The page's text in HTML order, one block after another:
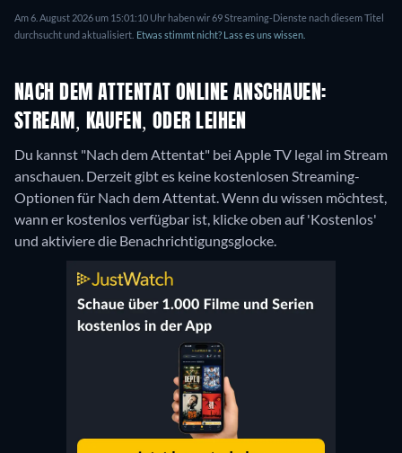
Am 6. August 2026 um 15:01:10 Uhr haben wir 69 Streaming-Dienste nach diesem Titel
durchsucht und aktualisiert. Etwas stimmt nicht? Lass es uns wissen.
NACH DEM ATTENTAT ONLINE ANSCHAUEN:
STREAM, KAUFEN, ODER LEIHEN
Du kannst "Nach dem Attentat" bei Apple TV legal im Stream
anschauen. Derzeit gibt es keine kostenlosen Streaming-
Optionen für Nach dem Attentat. Wenn du wissen möchtest,
wann er kostenlos verfügbar ist, klicke oben auf 'Kostenlos'
und aktiviere die Benachrichtigungsglocke.